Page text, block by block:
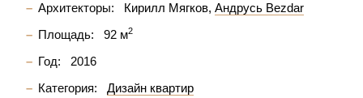
Архитекторы:
Кирилл Мягков Андрусь Bezdar
Площадь:
92 м2
Год:
2016
Категория:
Дизайн квартир